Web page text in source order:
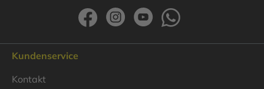
Kundenservice
Kontakt